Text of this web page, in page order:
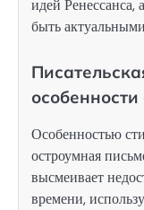
идей Ренессанса,
быть
особенности
Особенностью
остроумная
высмеивает
времени,